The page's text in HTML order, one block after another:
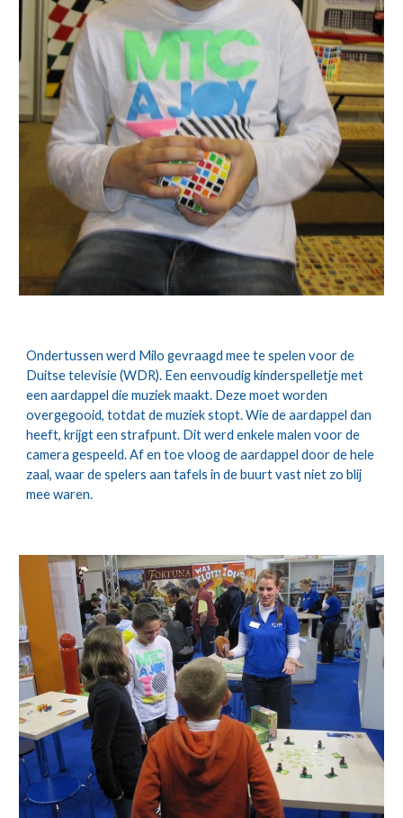
Ondertussen werd Milo gevraagd mee te spelen voor de
Duitse televisie (WDR). Een eenvoudig kinderspelletje met
een aardappel die muziek maakt. Deze moet worden
overgegooid, totdat de muziek stopt. Wie de aardappel dan
heeft, krijgt een strafpunt. Dit werd enkele malen voor de
camera gespeeld. Af en toe vloog de aardappel door de hele
zaal, waar de spelers aan tafels in de buurt vast niet zo blij
mee waren.